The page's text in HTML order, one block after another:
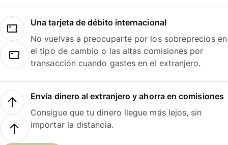
Una tarjeta de débito internacional
No vuelvas a preocuparte por los sobreprecios en
el tipo de cambio o las altas comisiones por
transacción cuando gastes en el extranjero.
Envía dinero al extranjero y ahorra en comisiones
Consigue que tu dinero llegue más lejos, sin
importar la distancia.